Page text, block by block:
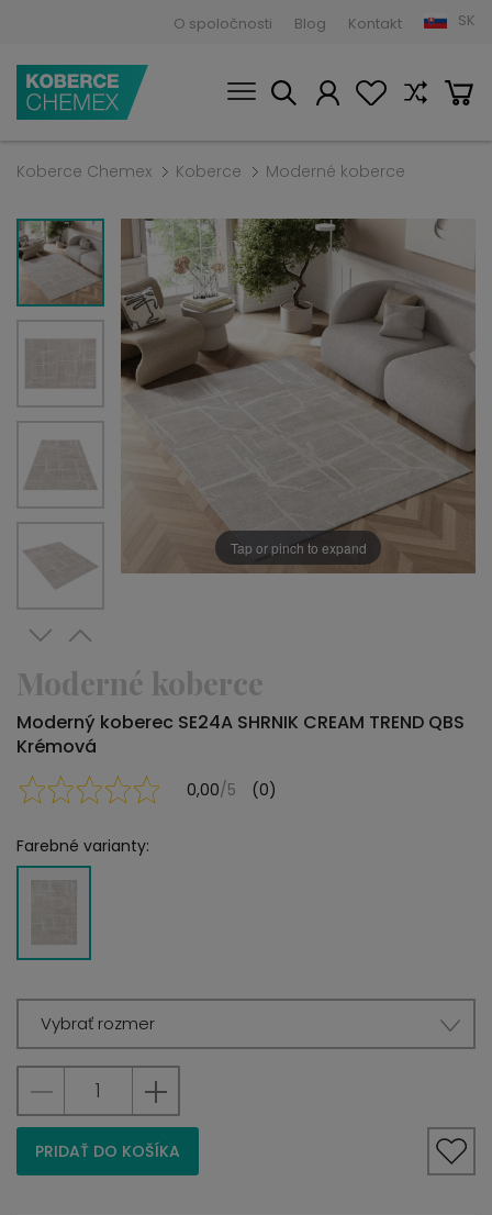
O spoločnosti Blog Kontakt SK
Koberce Chemex Koberce Moderné koberce
Tap or pinch to expand
Moderné koberce
Moderný koberec SE24A SHRNIK CREAM TREND QBS
Krémová
0,00/5 (0)
Farebné varianty:
Vybrať rozmer
PRIDAŤ DO KOŠÍKA